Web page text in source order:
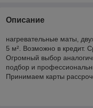
Описание
нагревательные маты,
5 м². Возможно в кредит.
Огромный выбор
подбор и
Принимаем карты